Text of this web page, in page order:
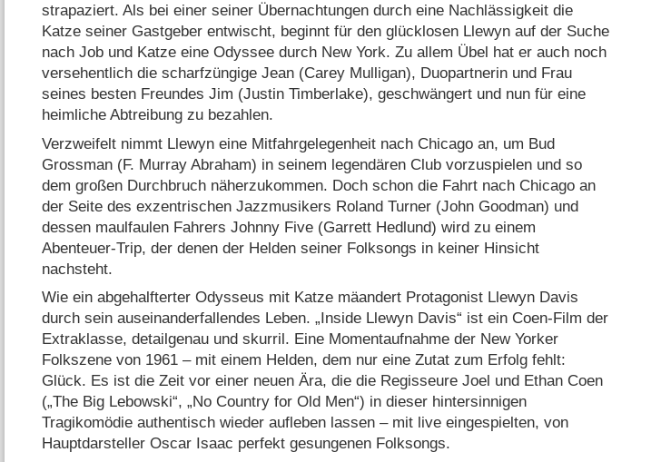
strapaziert. Als bei einer seiner Übernachtungen durch eine Nachlässigkeit die
Katze seiner Gastgeber entwischt, beginnt für den glücklosen Llewyn auf der Suche
nach Job und Katze eine Odyssee durch New York. Zu allem Übel hat er auch noch
versehentlich die scharfzüngige Jean (Carey Mulligan), Duopartnerin und Frau
seines besten Freundes Jim (Justin Timberlake), geschwängert und nun für eine
heimliche Abtreibung zu bezahlen.
Verzweifelt nimmt Llewyn eine Mitfahrgelegenheit nach Chicago an, um Bud
Grossman (F. Murray Abraham) in seinem legendären Club vorzuspielen und so
dem großen Durchbruch näherzukommen. Doch schon die Fahrt nach Chicago an
der Seite des exzentrischen Jazzmusikers Roland Turner (John Goodman) und
dessen maulfaulen Fahrers Johnny Five (Garrett Hedlund) wird zu einem
Abenteuer-Trip, der denen der Helden seiner Folksongs in keiner Hinsicht
nachsteht.
Wie ein abgehalfterter Odysseus mit Katze mäandert Protagonist Llewyn Davis
durch sein auseinanderfallendes Leben. „Inside Llewyn Davis“ ist ein Coen-Film der
Extraklasse, detailgenau und skurril. Eine Momentaufnahme der New Yorker
Folkszene von 1961 – mit einem Helden, dem nur eine Zutat zum Erfolg fehlt:
Glück. Es ist die Zeit vor einer neuen Ära, die die Regisseure Joel und Ethan Coen
(„The Big Lebowski“, „No Country for Old Men“) in dieser hintersinnigen
Tragikomödie authentisch wieder aufleben lassen – mit live eingespielten, von
Hauptdarsteller Oscar Isaac perfekt gesungenen Folksongs.